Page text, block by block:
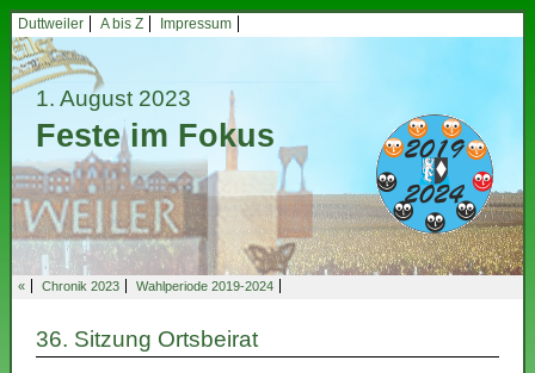
Duttweiler A bis Z Impressum
1. August 2023
Feste im Fokus
« Chronik 2023 Wahlperiode 2019-2024
36. Sitzung Ortsbeirat